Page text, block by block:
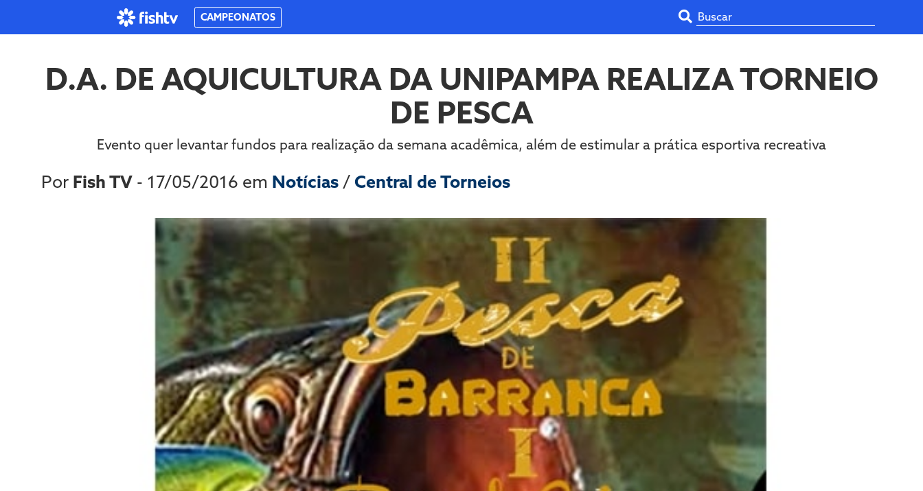
CAMPEONATOS
D.A. DE AQUICULTURA DA UNIPAMPA REALIZA TORNEIO
DE PESCA
Evento quer levantar fundos para realização da semana acadêmica, além de estimular a prática esportiva recreativa
Por Fish TV - 17/05/2016 em Notícias/Central de Torneios